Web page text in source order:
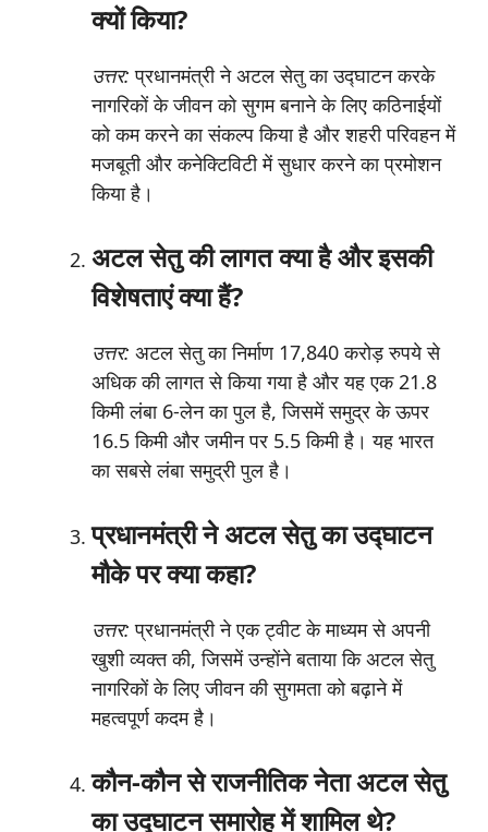
क्यों किया?
उत्तर: प्रधानमंत्री ने अटल सेतु का उद्घाटन करके
नागरिकों के जीवन को सुगम बनाने के लिए कठिनाईयों
को कम करने का संकल्प किया है और शहरी परिवहन में
मजबूती और कनेक्टिविटी में सुधार करने का प्रमोशन
किया है।
अटल सेतु की लागत क्या है और इसकी
विशेषताएं क्या हैं?
उत्तर: अटल सेतु का निर्माण 17,840 करोड़ रुपये से
अधिक की लागत से किया गया है और यह एक 21.8
किमी लंबा 6-लेन का पुल है, जिसमें समुद्र के ऊपर
16.5 किमी और जमीन पर 5.5 किमी है। यह भारत
का सबसे लंबा समुद्री पुल है।
प्रधानमंत्री ने अटल सेतु का उद्घाटन
मौके पर क्या कहा?
उत्तर: प्रधानमंत्री ने एक ट्वीट के माध्यम से अपनी
खुशी व्यक्त की, जिसमें उन्होंने बताया कि अटल सेतु
नागरिकों के लिए जीवन की सुगमता को बढ़ाने में
महत्वपूर्ण कदम है।
कौन-कौन से राजनीतिक नेता अटल सेतु
का उद्घाटन समारोह में शामिल थे?